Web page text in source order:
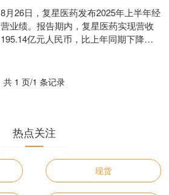
8月26日，复星医药发布2025年上半年经
营业绩。报告期内，复星医药实现营收
195.14亿元人民币，比上年同期下降
共 1 页/1 条记录
热点关注
现货